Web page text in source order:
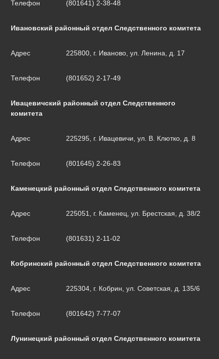
Телефон (801641) 2-38-48
Ивановский районный отдел Следственного комитета
Адрес 225800, г. Иваново, ул. Ленина, д. 17
Телефон (801652) 2-17-49
Ивацевичский районный отдел Следственного
комитета
Адрес 225295, г. Ивацевичи, ул. В. Клютко, д. 8
Телефон (801645) 2-26-83
Каменецкий районный отдел Следственного комитета
Адрес 225051, г. Каменец, ул. Брестская, д. 38/2
Телефон (801631) 2-11-02
Кобринский районный отдел Следственного комитета
Адрес 225304, г. Кобрин, ул. Советская, д. 135/6
Телефон (801642) 7-77-07
Лунинецкий районный отдел Следственного комитета